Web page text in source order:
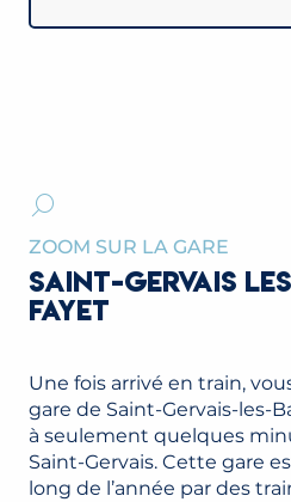
ZOOM SUR LA GARE
SAINT-GERVAIS
FAYET
Une fois arrivé en train,
gare de Saint-Gervais-les-
à seulement quelques
Saint-Gervais. Cette gare
long de l’année par des